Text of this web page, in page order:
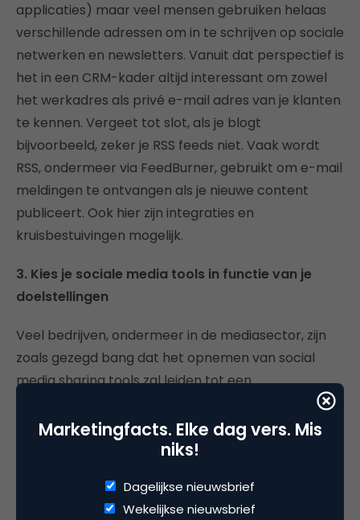
applicaties) maar veel mensen gebruiken helaas
verschillende adressen om in te schrijven op sociale
netwerken en newsletters. Vanuit dat perspectief is
het in een CRM-kader altijd interessant om zowel
het werkadres als privé e-mail adres van je klanten
te kennen. Vergeet tot slot, als je blogt
bijvoorbeeld, zeker je RSS feeds niet. Vaak wordt
RSS, ondermeer via FeedBurner, gebruikt om e-mail
meldingen te ontvangen als je nieuwe content
publiceert. Ook hier zijn integraties en
kruisbestuivingen mogelijk.
3. Kies je sociale media tools in functie van je
doelstellingen
Veel bedrijven, ondermeer in de mediasector, zijn
zoals gezegd bang dat het opnemen van social
media sharing tools zal leiden tot een
“kannibalisatie” van hun trafiek. Anders gezegd: ze
zijn bang dat het aanbieden van pakweg een
Facebook sharing-functionaliteit in e-mail zal
praktijk is dat meestal niet zo en leiden links op
sociale media op termijn net tot meer trafiek
Marketingfacts. Elke dag vers. Mis
niks!
Dagelijkse nieuwsbrief
Wekelijkse nieuwsbrief